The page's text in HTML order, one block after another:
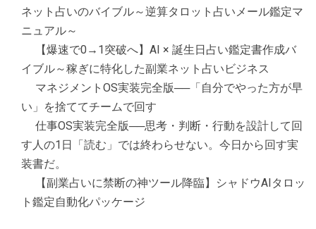
ネット占いのバイブル～逆算タロット占いメール鑑定マ
ニュアル～
【爆速で0→1突破へ】AI × 誕生日占い鑑定書作成バ
イブル～稼ぎに特化した副業ネット占いビジネス
マネジメントOS実装完全版──「自分でやった方が早
い」を捨ててチームで回す
仕事OS実装完全版──思考・判断・行動を設計して回
す人の1日「読む」では終わらせない。今日から回す実
装書だ。
【副業占いに禁断の神ツール降臨】シャドウAIタロッ
ト鑑定自動化パッケージ